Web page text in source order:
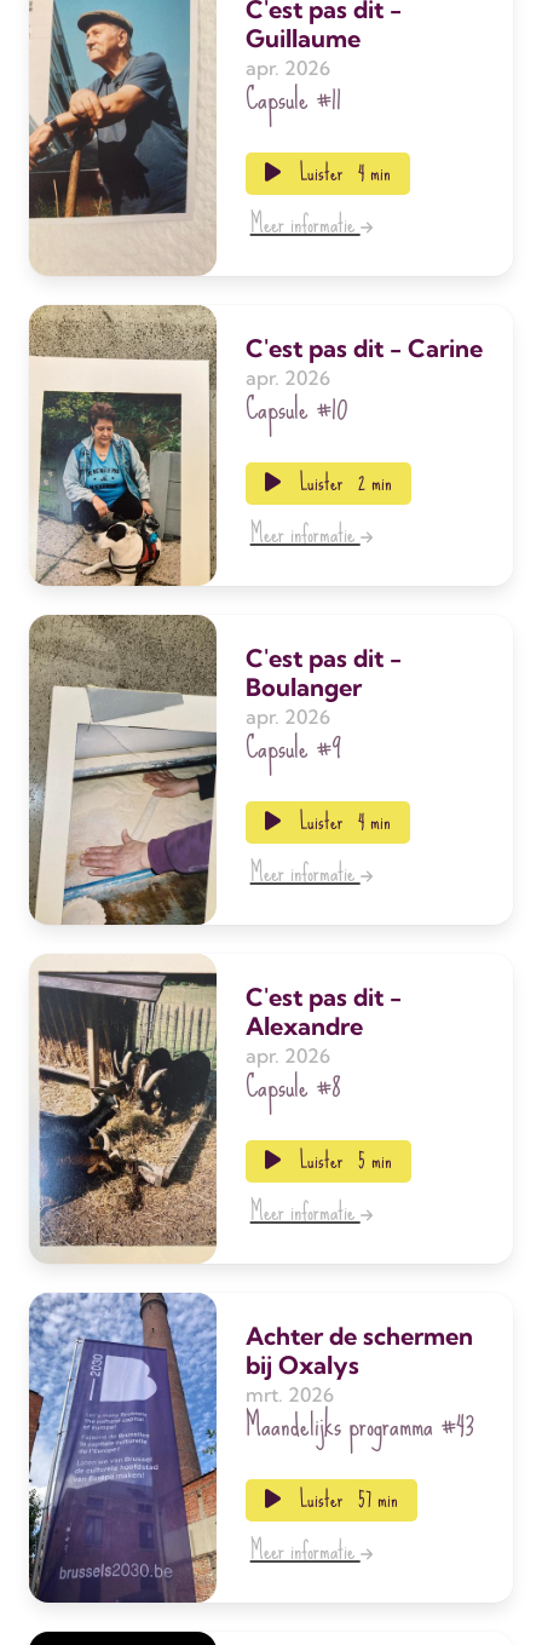
C'est pas dit -
Guillaume
apr. 2026
Capsule#11
Luister 4 min
Meer informatie
C'est pas dit - Carine
apr. 2026
Capsule#10
Luister 2 min
Meer informatie
C'est pas dit -
Boulanger
apr. 2026
Capsule#9
Luister 4 min
Meer informatie
C'est pas dit -
Alexandre
apr. 2026
Capsule#8
Luister 5 min
Meer informatie
Achter de schermen
bij Oxalys
mrt. 2026
Maandelijks programma#43
Luister 57 min
Meer informatie